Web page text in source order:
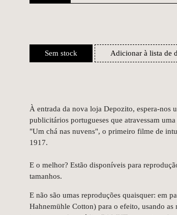
Sem stock Adicionar à lista de
À entrada da nova loja Depozito, espera-nos
publicitários portugueses que atravessam
"Um chá nas nuvens", o primeiro filme de
1917.
E o melhor? Estão disponíveis para
tamanhos.
E não são umas reproduções quaisquer: em
Hahnemühle Cotton) para o efeito, usando as